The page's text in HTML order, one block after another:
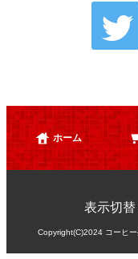
ホーム
表示切替
Copyright(C)2024 コーヒ